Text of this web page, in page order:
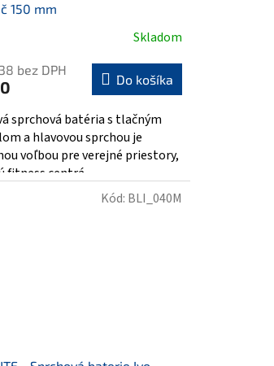
150 mm
Skladom
bez DPH
Do košíka
sprchová batéria s tlačným
a hlavovou sprchou je
voľbou pre verejné priestory,
fitness centrá,...
Kód: BLI_040M